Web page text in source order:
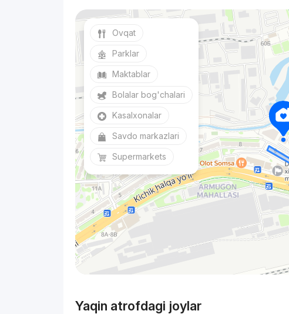
Ovqat
Parklar
Maktablar
Bolalar bog'chalari
Kasalxonalar
Savdo markazlari
Supermarkets
Yaqin atrofdagi joylar